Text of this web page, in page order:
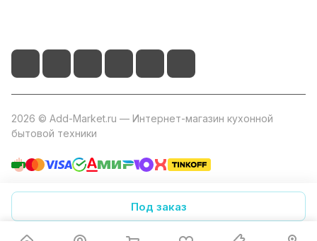
Под заказ
2026 © Add-Market.ru — Интернет-магазин кухонной
бытовой техники
Конфиденциальность